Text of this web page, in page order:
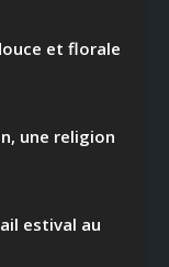
et florale
une religion
estival au